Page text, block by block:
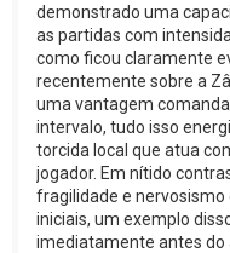
demonstrado uma
as partidas com
como ficou claramente
recentemente sobre a
uma vantagem
intervalo, tudo isso
torcida local que atua
jogador. Em nítido
fragilidade e
iniciais, um exemplo
imediatamente antes do